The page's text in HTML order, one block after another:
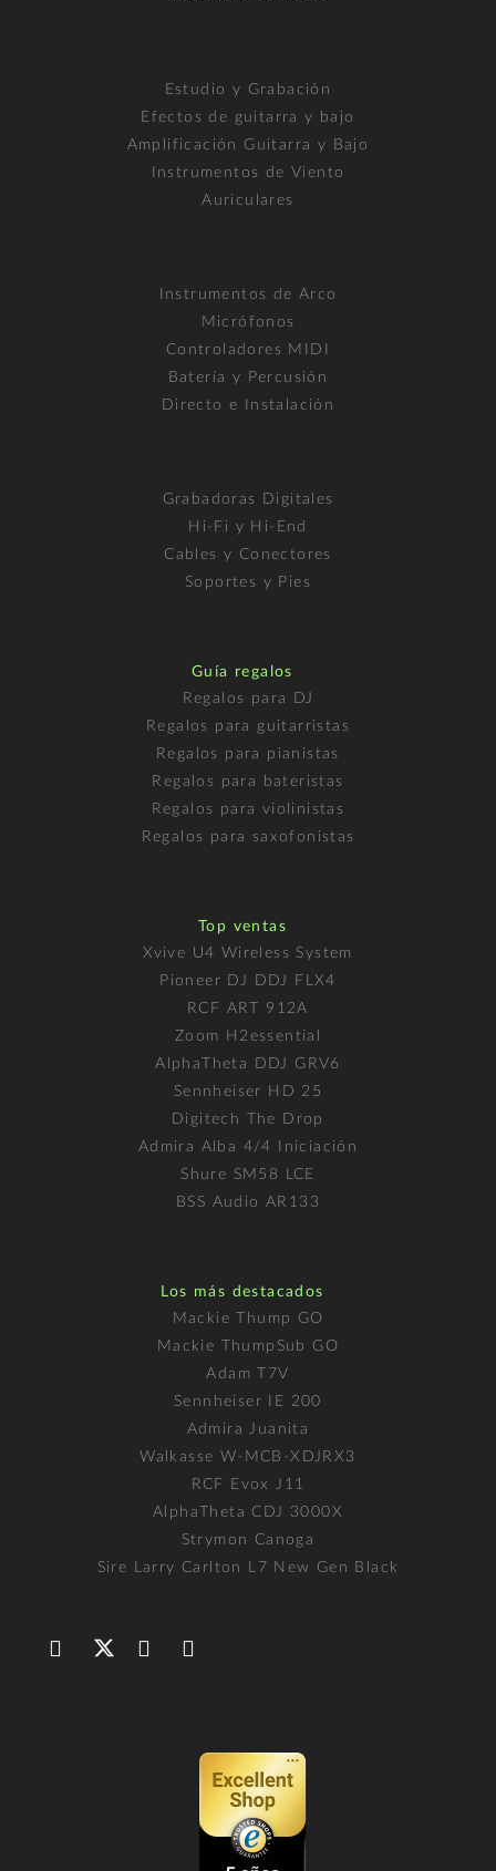
Estudio y Grabación
Efectos de guitarra y bajo
Amplificación Guitarra y Bajo
Instrumentos de Viento
Auriculares
Instrumentos de Arco
Micrófonos
Controladores MIDI
Batería y Percusión
Directo e Instalación
Grabadoras Digitales
Hi-Fi y Hi-End
Cables y Conectores
Soportes y Pies
Guía regalos
Regalos para DJ
Regalos para guitarristas
Regalos para pianistas
Regalos para bateristas
Regalos para violinistas
Regalos para saxofonistas
Top ventas
Xvive U4 Wireless System
Pioneer DJ DDJ FLX4
RCF ART 912A
Zoom H2essential
AlphaTheta DDJ GRV6
Sennheiser HD 25
Digitech The Drop
Admira Alba 4/4 Iniciación
Shure SM58 LCE
BSS Audio AR133
Los más destacados
Mackie Thump GO
Mackie ThumpSub GO
Adam T7V
Sennheiser IE 200
Admira Juanita
Walkasse W-MCB-XDJRX3
RCF Evox J11
AlphaTheta CDJ 3000X
Strymon Canoga
Sire Larry Carlton L7 New Gen Black